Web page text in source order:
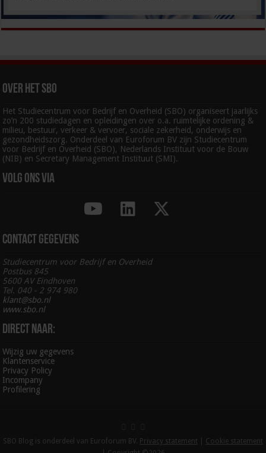
Over het SBO
Het Studiecentrum voor Bedrijf en Overheid (SBO) organiseert jaarlijks
zo’n 200 studiedagen en opleidingen over o.a. ruimtelijke ordening &
milieu, bestuur, verkeer & vervoer, sociale zekerheid, onderwijs en
gezondheidszorg. Onderdeel van Euroforum BV zijn Studiecentrum
voor Bedrijf en Overheid (SBO), Nederlands Instituut voor de Bouw
(NIB) en Secretary Management Instituut (SMI).
Volg ons via
Contact gegevens
Studiecentrum voor Bedrijf en Overheid
Postbus 845
5600 AV Eindhoven
Tel. 040 - 2 974 980
klant@sbo.nl
www.sbo.nl
Direct naar:
Wijzig uw gegevens
Klantenservice
Privacy Policy
Incompany
Profilering
SBO Blog is onderdeel van Euroforum BV. Privacy statement
Cookie statement